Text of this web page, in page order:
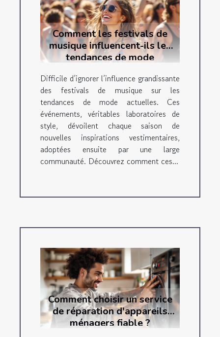
Comment les festivals de
musique influencent-ils les
tendances de mode
Difficile d’ignorer l’influence grandissante
des festivals de musique sur les
tendances de mode actuelles. Ces
événements, véritables laboratoires de
style, dévoilent chaque saison de
nouvelles inspirations vestimentaires,
adoptées ensuite par une large
communauté. Découvrez comment ces...
Comment choisir un service
de réparation d'appareils
ménagers fiable ?